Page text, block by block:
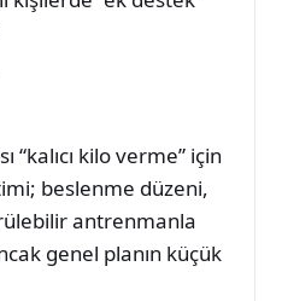
“kalıcı kilo verme” için
beslenme düzeni,
antrenmanla
genel planın küçük